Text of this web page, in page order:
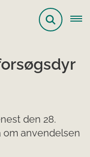
den 28.
om anvendelsen